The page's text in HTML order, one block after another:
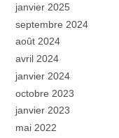
janvier 2025
septembre 2024
août 2024
avril 2024
janvier 2024
octobre 2023
janvier 2023
mai 2022